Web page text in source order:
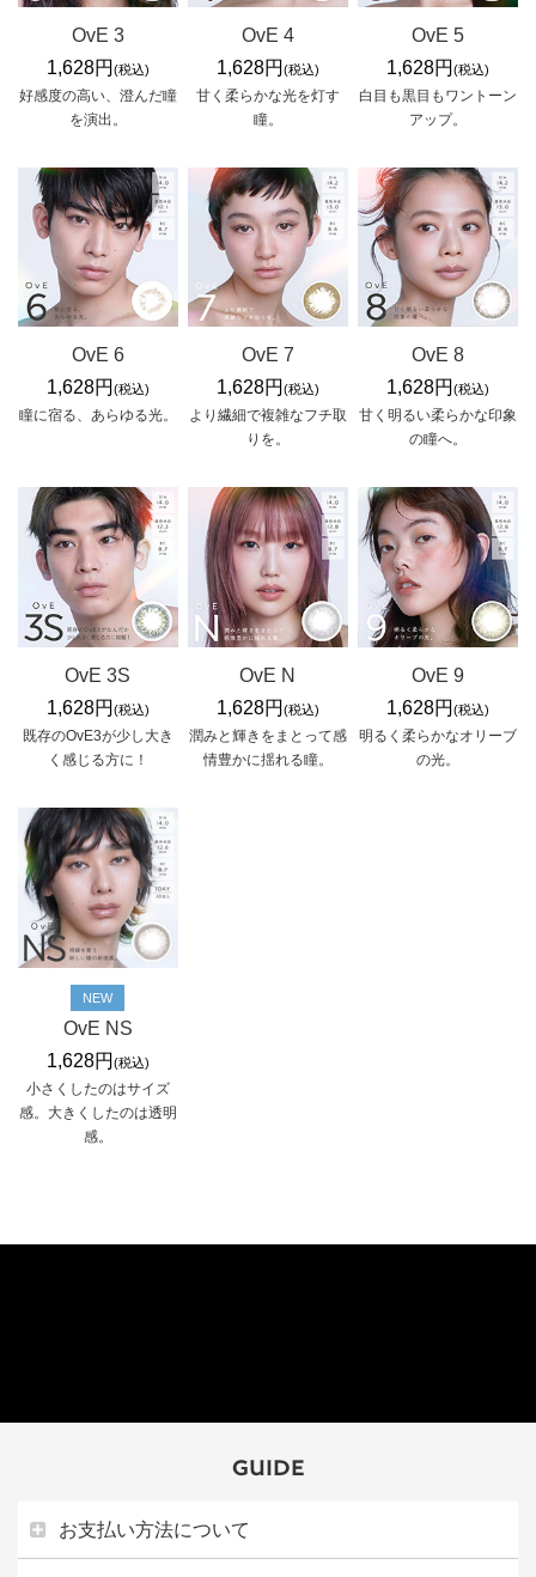
OvE 3
1,628円 (税込)
好感度の高い、澄んだ瞳
を演出。
OvE 4
1,628円 (税込)
甘く柔らかな光を灯す
瞳。
OvE 5
1,628円(税込)
白目も黒目もワントーン
アップ。
OvE 6
1,628円 (税込)
瞳に宿る、あらゆる光。
OvE 7
1,628円 (税込)
より繊細で複雑なフチ取
りを。
OvE 8
1,628円(税込)
甘く明るい柔らかな印象
の瞳へ。
OvE 3S
1,628円 (税込)
既存のOvE3が少し大き
く感じる方に！
OvE N
1,628円 (税込)
潤みと輝きをまとって感
情豊かに揺れる瞳。
OvE 9
1,628円(税込)
明るく柔らかなオリーブ
の光。
NEW
OvE NS
1,628円 (税込)
小さくしたのはサイズ
感。大きくしたのは透明
感。
GUIDE
お支払い方法について